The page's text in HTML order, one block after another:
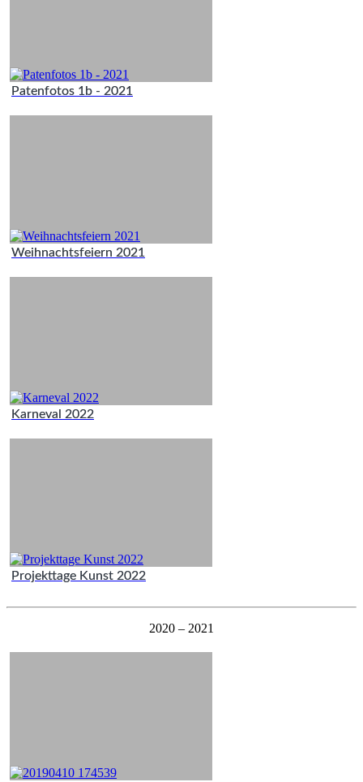
Patenfotos 1b - 2021
Weihnachtsfeiern 2021
Karneval 2022
Projekttage Kunst 2022
2020 – 2021